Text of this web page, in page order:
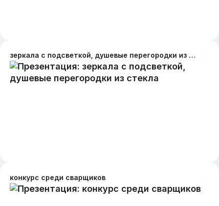
зеркала с подсветкой, душевые перегородки из стекла
конкурс среди сварщиков